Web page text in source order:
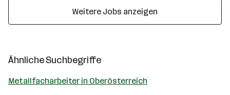
Weitere Jobs anzeigen
Ähnliche Suchbegriffe
Metallfacharbeiter in Oberösterreich